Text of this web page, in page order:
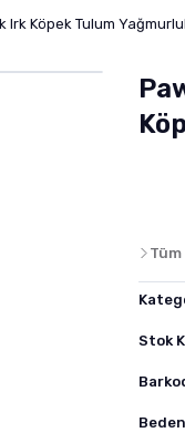
Irk Köpek Tulum
Stok